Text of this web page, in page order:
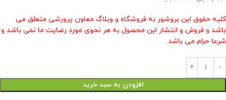
کلیه حقوق این بروشور به فروشگاه و وبلاگ معاون پرورشی متعلق می
باشد و فروش و انتشار این محصول به هر نحوی مورد رضایت ما نمی باشد و
شرعا حرام می باشد.
افزودن به سبد خرید